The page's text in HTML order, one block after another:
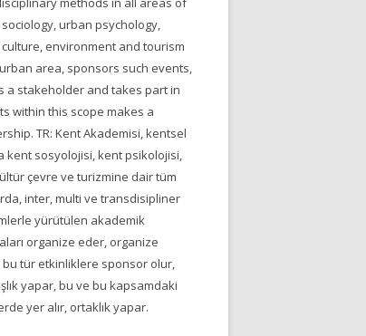
urban psychology,
environment and tourism
area, sponsors such events,
a stakeholder and takes part in
within this scope makes a
TR: Kent Akademisi, kentsel
kent sosyolojisi, kent psikolojisi,
çevre ve turizmine dair tüm
inter, multi ve transdisipliner
yürütülen akademik
organize eder, organize
bu tür etkinliklere sponsor olur,
yapar, bu ve bu kapsamdaki
yer alır, ortaklık yapar.